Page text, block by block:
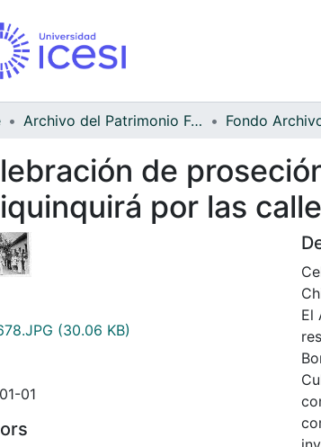
Archivo del Patrimonio Fotográfico y Fílmico del Valle del Cauca
de
por las
(30.06 KB)
01
El